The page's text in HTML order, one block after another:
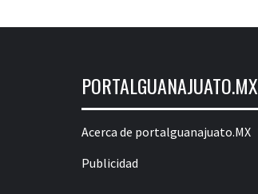
PORTALGUANAJUATO.MX
Acerca de portalguanajuato.MX
Publicidad